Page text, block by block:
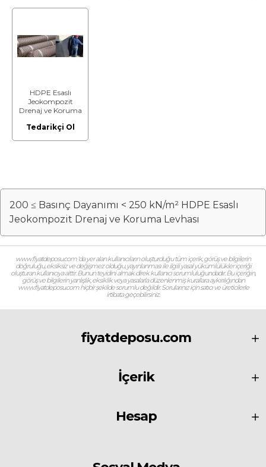
HDPE Esaslı
Jeokompozit
Drenaj ve Koruma
kN/m² ≤ Basınç
Tedarikçi Ol
200 ≤ Basınç Dayanımı < 250 kN/m² HDPE Esaslı
Jeokompozit Drenaj ve Koruma Levhası
www.fiyatdeposu.com ‘da yer alan kullanıcıların oluşturduğu tüm içerik, görüş ve bilgilerin
doğruluğu, eksiksiz ve değişmez olduğu, yayınlanması ile ilgili yasal yükümlülükler içeriği
oluşturan kullanıcıya aittir. Bunun teyidini almak direk kullanıcı sorumluluğundadır. Bu içeriğin,
görüş ve bilgilerin yanlışlık, eksiklik veya yasalarla düzenlenmiş kurallara aykırılığından
www.fiyatdeposu.com hiçbir şekilde sorumlu değildir. Sorularınız için satıcı ve üreticilerle
irtibata geçebilirsiniz.
fiyatdeposu.com
İçerik
Hesap